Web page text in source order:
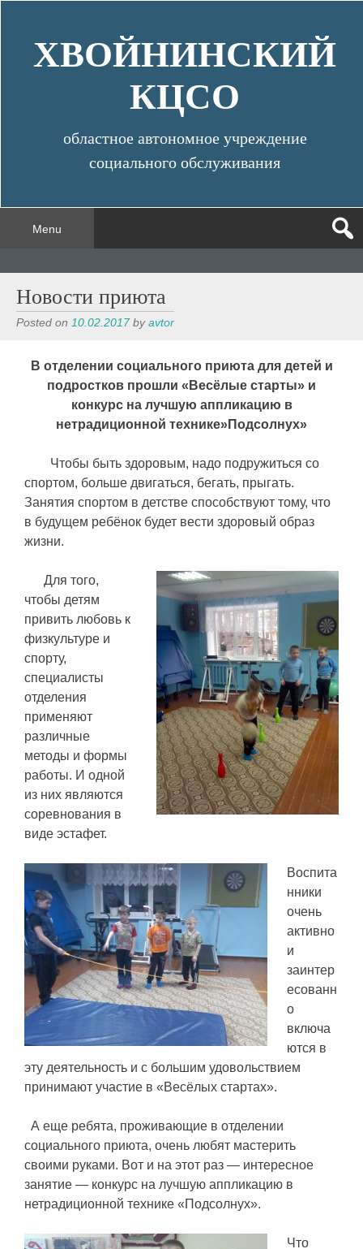
contentХВОЙНИНСКИЙ
КЦСО
областное автономное учреждение
социального обслуживания
Menu
Новости приюта
Posted on 10.02.2017byavtor
В отделении социального приюта для детей и
подростков прошли «Весёлые старты» и
конкурс на лучшую аппликацию в
нетрадиционной технике»Подсолнух»
Чтобы быть здоровым, надо подружиться со
спортом, больше двигаться, бегать, прыгать.
Занятия спортом в детстве способствуют тому, что
в будущем ребёнок будет вести здоровый образ
жизни.
Для того,
чтобы детям
привить любовь к
физкультуре и
спорту,
специалисты
отделения
применяют
различные
методы и формы
работы. И одной
из них являются
соревнования в
виде эстафет.
Воспита
нники
очень
активно
и
заинтер
есованн
о
включа
ются в
эту деятельность и с большим удовольствием
принимают участие в «Весёлых стартах».
А еще ребята, проживающие в отделении
социального приюта, очень любят мастерить
своими руками. Вот и на этот раз — интересное
занятие — конкурс на лучшую аппликацию в
нетрадиционной технике «Подсолнух».
Что